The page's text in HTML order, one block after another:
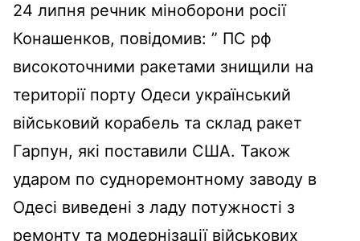
24 липня речник міноборони росії
Конашенков, повідомив: ” ПС рф
високоточними ракетами знищили на
території порту Одеси український
військовий корабель та склад ракет
Гарпун, які поставили США. Також
ударом по судноремонтному заводу в
Одесі виведені з ладу потужності з
ремонту та модернізації військових